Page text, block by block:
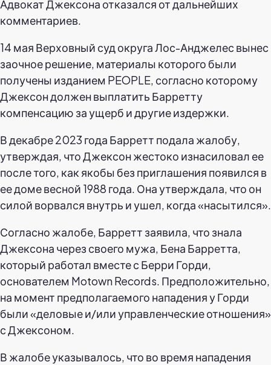
Адвокат Джексона отказался от дальнейших
комментариев.
14 мая Верховный суд округа Лос-Анджелес вынес
заочное решение, материалы которого были
получены изданием PEOPLE, согласно которому
Джексон должен выплатить Барретту
компенсацию за ущерб и другие издержки.
В декабре 2023 года Барретт подала жалобу,
утверждая, что Джексон жестоко изнасиловал ее
после того, как якобы без приглашения появился в
ее доме весной 1988 года. Она утверждала, что он
силой ворвался внутрь и ушел, когда «насытился».
Согласно жалобе, Барретт заявила, что знала
Джексона через своего мужа, Бена Барретта,
который работал вместе с Берри Горди,
основателем Motown Records. Предположительно,
на момент предполагаемого нападения у Горди
были «деловые и/или управленческие отношения»
с Джексоном.
В жалобе указывалось, что во время нападения